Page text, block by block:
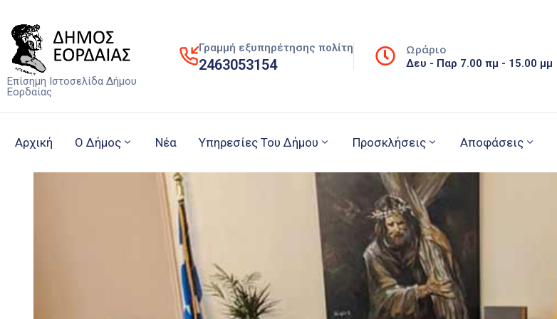
Επίσημη Ιστοσελίδα Δήμου
Εορδαίας
Γραμμή εξυπηρέτησης πολίτη
2463053154
Ωράριο
Δευ - Παρ 7.00 πμ - 15.00 μμ
Αρχική Ο Δήμος Νέα Υπηρεσίες Του Δήμου Προσκλήσεις Αποφάσεις